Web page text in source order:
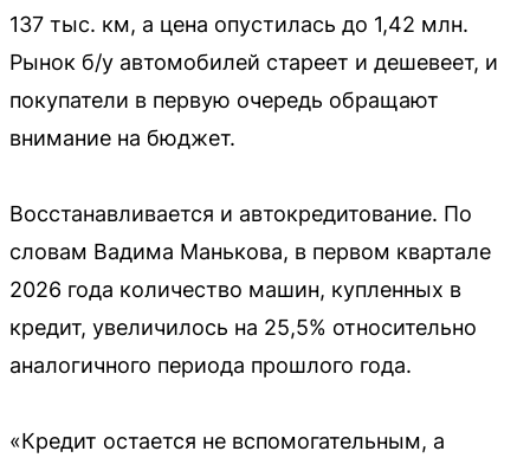
137 тыс. км, а цена опустилась до 1,42 млн.
Рынок б/у автомобилей стареет и дешевеет, и
покупатели в первую очередь обращают
внимание на бюджет.
Восстанавливается и автокредитование. По
словам Вадима Манькова, в первом квартале
2026 года количество машин, купленных в
кредит, увеличилось на 25,5% относительно
аналогичного периода прошлого года.
«Кредит остается не вспомогательным, а